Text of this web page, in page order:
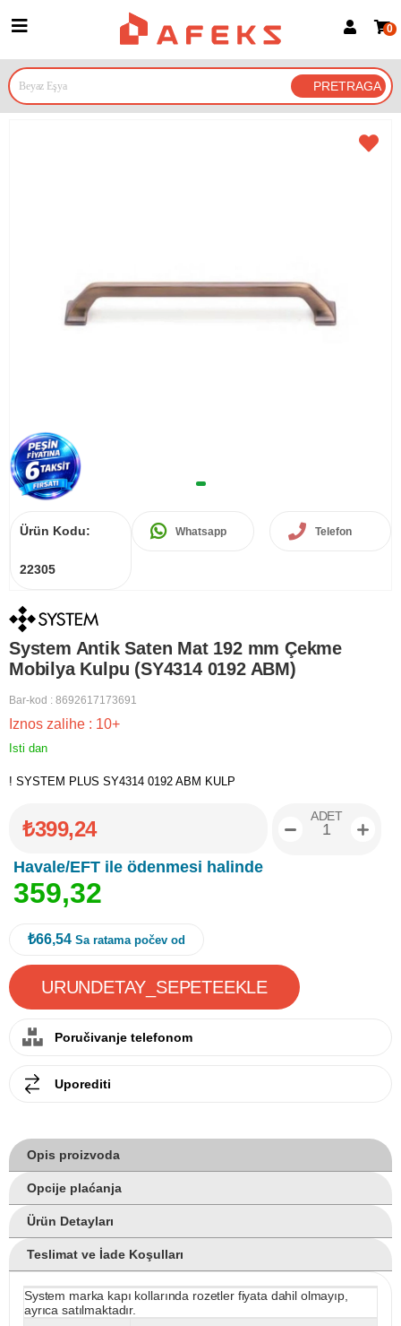
Prijava za članove
Prijavite se Google nalogom
0
Ürün Kodu:
22305
Whatsapp Telefon
System Antik Saten Mat 192 mm Çekme
Mobilya Kulpu (SY4314 0192 ABM)
Bar-kod : 8692617173691
Iznos zalihe : 10+
Isti dan
! SYSTEM PLUS SY4314 0192 ABM KULP
₺399,24
Havale/EFT ile ödenmesi halinde
359,32
ADET
₺66,54 Sa ratama počev od
Poručivanje telefonom
Uporediti
Opis proizvoda
Opcije plaćanja
Ürün Detayları
Teslimat ve İade Koşulları
System marka kapı kollarında rozetler fiyata dahil olmayıp,
ayrıca satılmaktadır.